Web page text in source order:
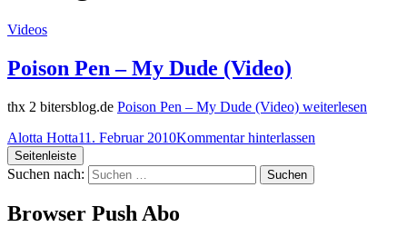
Videos
Poison Pen – My Dude (Video)
thx 2 bitersblog.de Poison Pen – My Dude (Video) weiterlesen
Alotta Hotta11. Februar 2010Kommentar hinterlassen
Seitenleiste
Suchen nach:
Browser Push Abo